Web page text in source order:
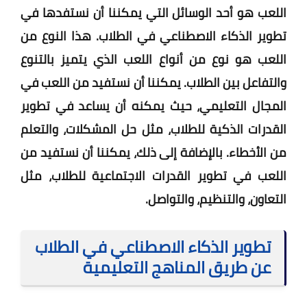
اللعب هو أحد الوسائل التي يمكننا أن نستفدها في
تطوير الذكاء الاصطناعي في الطلاب. هذا النوع من
اللعب هو نوع من أنواع اللعب الذي يتميز بالتنوع
والتفاعل بين الطلاب. يمكننا أن نستفيد من اللعب في
المجال التعليمي، حيث يمكنه أن يساعد في تطوير
القدرات الذكية للطلاب، مثل حل المشكلات، والتعلم
من الأخطاء. بالإضافة إلى ذلك، يمكننا أن نستفيد من
اللعب في تطوير القدرات الاجتماعية للطلاب، مثل
التعاون، والتنظيم، والتواصل.
تطوير الذكاء الاصطناعي في الطلاب
عن طريق المناهج التعليمية